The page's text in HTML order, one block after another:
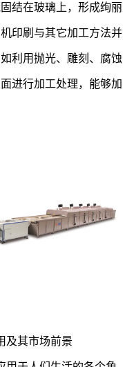
结在玻璃上，形成绚丽
印刷与其它加工方法并
利用抛光、雕刻、腐蚀
进行加工处理，能够加
及其市场前景